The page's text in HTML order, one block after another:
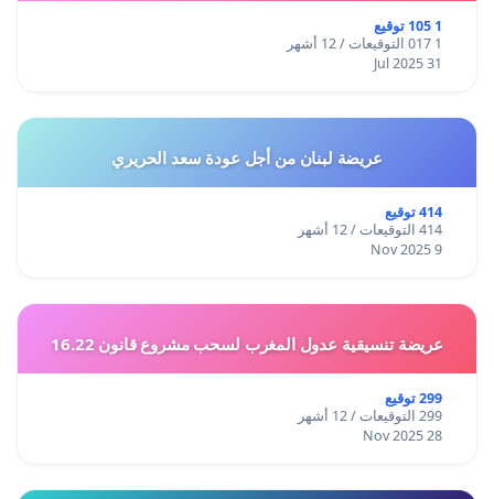
1 105 توقيع
1 017 التوقيعات / 12 أشهر
31 Jul 2025
عريضة لبنان من أجل عودة سعد الحريري
414 توقيع
414 التوقيعات / 12 أشهر
9 Nov 2025
عريضة تنسيقية عدول المغرب لسحب مشروع قانون 16.22
299 توقيع
299 التوقيعات / 12 أشهر
28 Nov 2025